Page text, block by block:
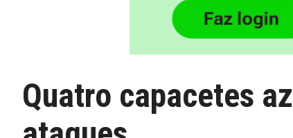
Quatro capacetes